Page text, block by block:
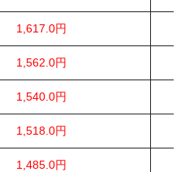
1,617.0円
1,562.0円
1,540.0円
1,518.0円
1,485.0円